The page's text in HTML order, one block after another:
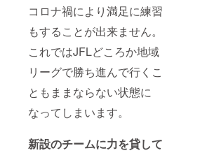
コロナ禍により満足に練習
もすることが出来ません。
これではJFLどころか地域
リーグで勝ち進んで行くこ
ともままならない状態に
なってしまいます。
新設のチームに力を貸して